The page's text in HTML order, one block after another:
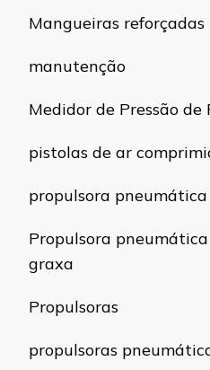
Mangueiras reforçadas
manutenção
Medidor de Pressão de
pistolas de ar
propulsora pneumática
Propulsora
graxa
Propulsoras
propulsoras